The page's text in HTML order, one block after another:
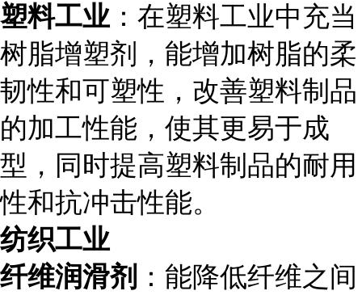
塑料工业 ：在塑料工业中充当
树脂增塑剂，能增加树脂的柔
韧性和可塑性，改善塑料制品
的加工性能，使其更易于成
型，同时提高塑料制品的耐用
性和抗冲击性能。
纺织工业
纤维润滑剂 ：能降低纤维之间